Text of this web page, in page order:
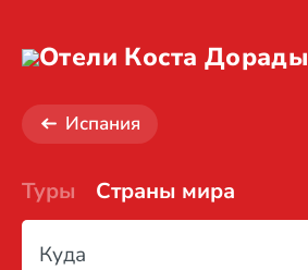
Отели Коста Дорады
Испания
Туры Страны мира
Куда